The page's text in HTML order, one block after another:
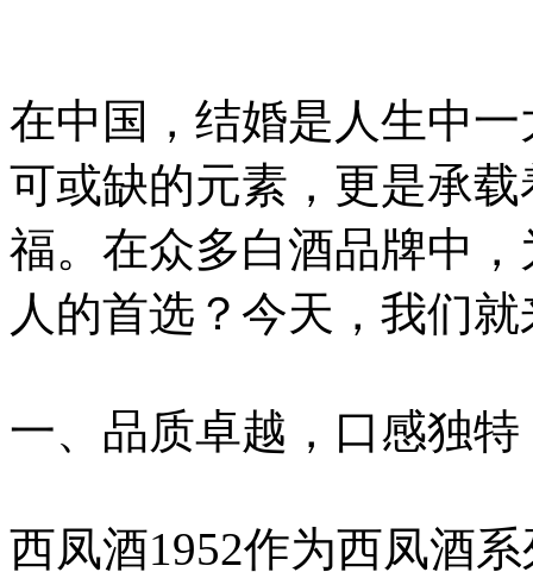
在中国，结婚是人生中
可或缺的元素，更是承
福。在众多白酒品牌中
人的首选？今天，我们
一、品质卓越，口感独特
西凤酒1952作为西凤酒